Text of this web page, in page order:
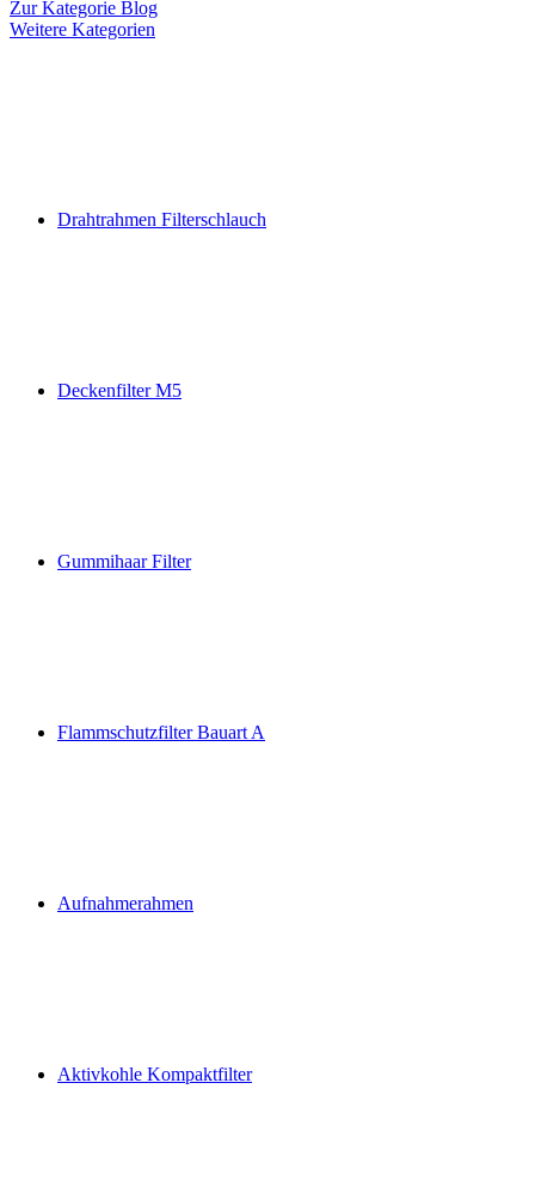
Zur Kategorie Blog
Weitere Kategorien
Drahtrahmen Filterschlauch
Deckenfilter M5
Gummihaar Filter
Flammschutzfilter Bauart A
Aufnahmerahmen
Aktivkohle Kompaktfilter